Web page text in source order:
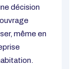
décision
même en